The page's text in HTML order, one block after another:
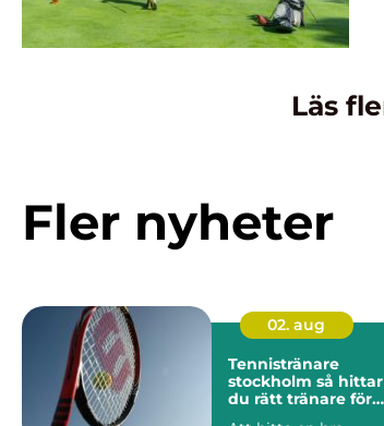
Läs
Fler nyheter
02. aug
Tennistränare
stockholm så hittar
du rätt tränare för